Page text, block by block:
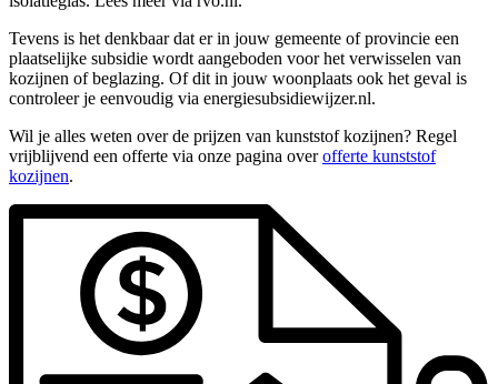
Tevens is het denkbaar dat er in jouw gemeente of provincie een
plaatselijke subsidie wordt aangeboden voor het verwisselen van
kozijnen of beglazing. Of dit in jouw woonplaats ook het geval is
controleer je eenvoudig via energiesubsidiewijzer.nl.
Wil je alles weten over de prijzen van kunststof kozijnen? Regel
vrijblijvend een offerte via onze pagina overofferte kunststof
kozijnen.